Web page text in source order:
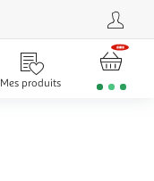
Mes produits